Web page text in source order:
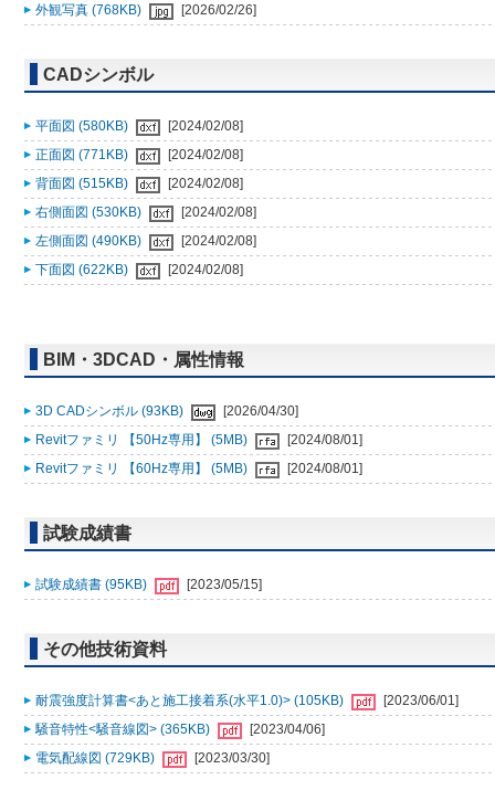
外観写真 (768KB) [2026/02/26]
CADシンボル
平面図 (580KB)
[2024/02/08]
正面図 (771KB)
[2024/02/08]
背面図 (515KB)
[2024/02/08]
右側面図 (530KB)
[2024/02/08]
左側面図 (490KB)
[2024/02/08]
下面図 (622KB)
[2024/02/08]
BIM・3DCAD・属性情報
3D CADシンボル (93KB)
[2026/04/30]
Revitファミリ 【50Hz専用】 (5MB)
[2024/08/01]
Revitファミリ 【60Hz専用】 (5MB)
[2024/08/01]
試験成績書
試験成績書 (95KB) [2023/05/15]
その他技術資料
耐震強度計算書<あと施工接着系(水平1.0)> (105KB)
[2023/06/01]
騒音特性<騒音線図> (365KB)
[2023/04/06]
電気配線図 (729KB)
[2023/03/30]